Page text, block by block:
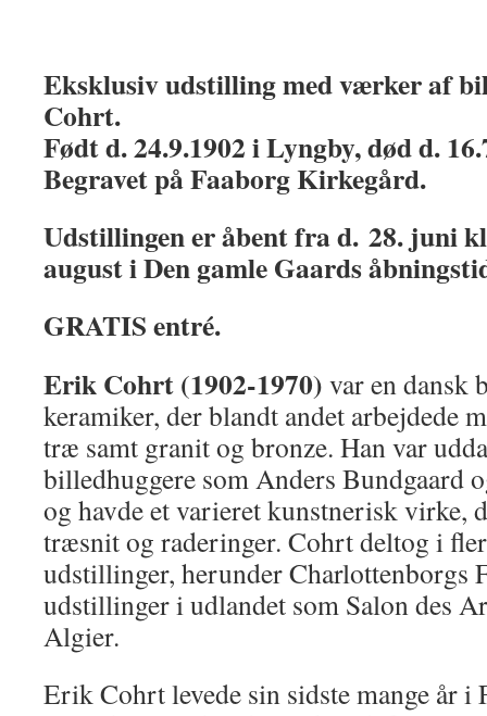
Eksklusiv udstilling med værker af
Cohrt.
Født d. 24.9.1902 i Lyngby, død d.
Begravet på Faaborg Kirkegård.
Udstillingen er åbent fra d. 28. juni
august i Den gamle Gaards
GRATIS entré.
Erik Cohrt (1902-1970) var en dansk
keramiker, der blandt andet arbejdede
træ samt granit og bronze. Han var
billedhuggere som Anders Bundgaard
og havde et varieret kunstnerisk virke,
træsnit og raderinger. Cohrt deltog i
udstillinger, herunder Charlottenborgs
udstillinger i udlandet som Salon des
Algier.
Erik Cohrt levede sin sidste mange år i